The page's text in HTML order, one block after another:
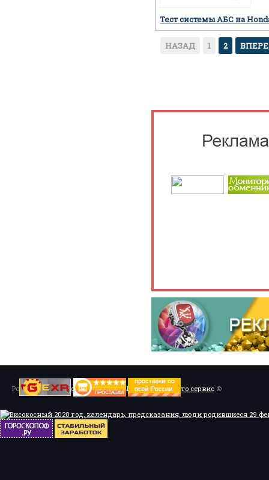
Тест системы АБС на
НАЗАД 1 2
Powered byУстановка системы ABS, Тюнинг/Мото сервис ©